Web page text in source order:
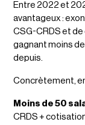
Entre 2022 et
avantageux :
CSG-CRDS et
gagnant moins
depuis.
Concrètement,
Moins de 50
CRDS +